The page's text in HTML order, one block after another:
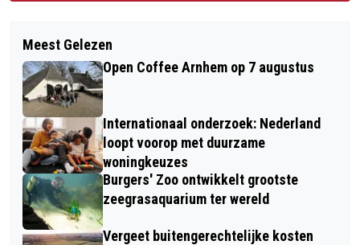
Meest Gelezen
Open Coffee Arnhem op 7 augustus
Internationaal onderzoek: Nederland
loopt voorop met duurzame
woningkeuzes
Burgers' Zoo ontwikkelt grootste
zeegrasaquarium ter wereld
Vergeet buitengerechtelijke kosten